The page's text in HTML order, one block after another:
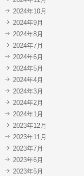
2024年10月
2024年9月
2024年8月
2024年7月
2024年6月
2024年5月
2024年4月
2024年3月
2024年2月
2024年1月
2023年12月
2023年11月
2023年7月
2023年6月
2023年5月